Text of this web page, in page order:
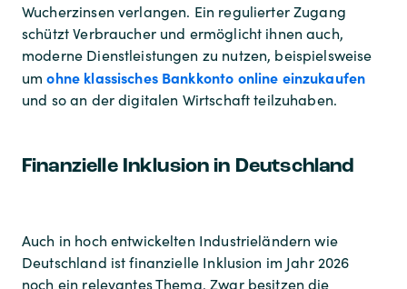
Wucherzinsen verlangen. Ein regulierter Zugang
schützt Verbraucher und ermöglicht ihnen auch,
moderne Dienstleistungen zu nutzen, beispielsweise
umohne klassisches Bankkonto online einzukaufen
und so an der digitalen Wirtschaft teilzuhaben.
Finanzielle Inklusion in Deutschland
Auch in hoch entwickelten Industrieländern wie
Deutschland ist finanzielle Inklusion im Jahr 2026
noch ein relevantes Thema. Zwar besitzen die